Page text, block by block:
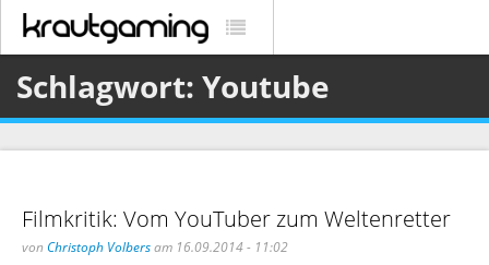
Schlagwort: Youtube
Filmkritik: Vom YouTuber zum Weltenretter
von Christoph Volbersam 16.09.2014 - 11:02